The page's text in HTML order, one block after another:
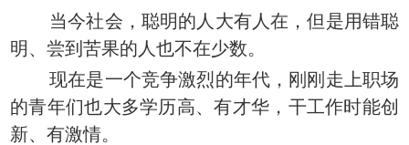
当今社会，聪明的人大有人在，但是用错聪
明、尝到苦果的人也不在少数。
现在是一个竞争激烈的年代，刚刚走上职场
的青年们也大多学历高、有才华，干工作时能创
新、有激情。